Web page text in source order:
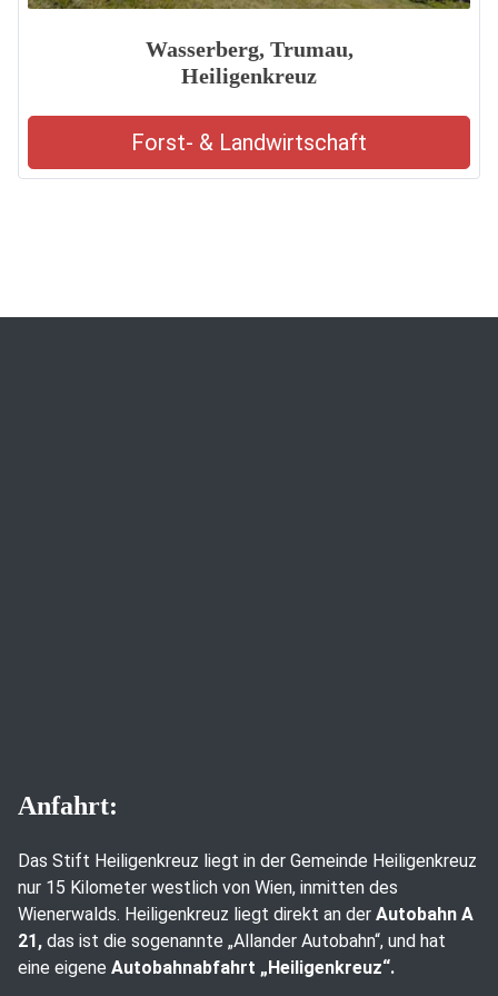
Wasserberg, Trumau,
Heiligenkreuz
Forst- & Landwirtschaft
Anfahrt:
Das Stift Heiligenkreuz liegt in der Gemeinde Heiligenkreuz
nur 15 Kilometer westlich von Wien, inmitten des
Wienerwalds. Heiligenkreuz liegt direkt an der Autobahn A
21, das ist die sogenannte „Allander Autobahn“, und hat
eine eigene Autobahnabfahrt „Heiligenkreuz“.